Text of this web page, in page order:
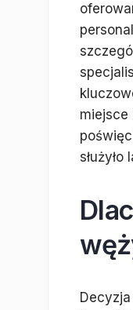
miejsce